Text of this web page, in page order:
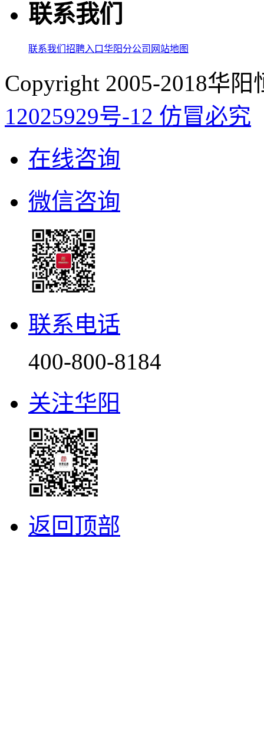
联系我们
联系我们 招聘入口华阳分公司 网站地图
Copyright 2005-2018华
12025929号-12 仿冒必究
在线咨询
微信咨询
联系电话
400-800-8184
关注华阳
返回顶部